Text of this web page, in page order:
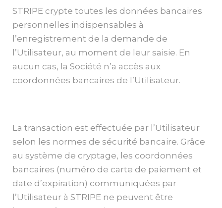
STRIPE crypte toutes les données bancaires
personnelles indispensables à
l’enregistrement de la demande de
l’Utilisateur, au moment de leur saisie. En
aucun cas, la Société n’a accès aux
coordonnées bancaires de l’Utilisateur.
La transaction est effectuée par l’Utilisateur
selon les normes de sécurité bancaire. Grâce
au système de cryptage, les coordonnées
bancaires (numéro de carte de paiement et
date d’expiration) communiquées par
l’Utilisateur à STRIPE ne peuvent être